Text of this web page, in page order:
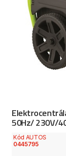
50Hz/ 230V/
Kód AUTOS
0445795